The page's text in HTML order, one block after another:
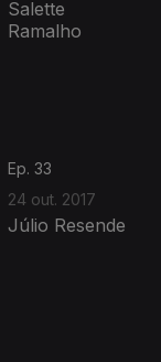
Salette
Ramalho
Ep. 33
24 out. 2017
Júlio Resende